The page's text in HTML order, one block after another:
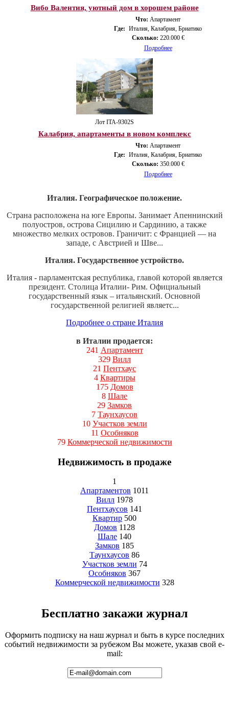
Вибо Валентия, уютный дом в хорошем районе
Что: Апартамент
Где: Италия, Калабрия, Бриатико
Сколько: 220.000 €
Подробнее
Лот ITA-9302S
Калабрия, апартаменты в новом комплекс
Что: Апартамент
Где: Италия, Калабрия, Бриатико
Сколько: 350.000 €
Подробнее
Италия. Географическое положение.
Страна расположена на юге Европы. Занимает Апеннинский
полуостров, острова Сицилию и Сардинию, а также
множество мелких островов. Граничит: с Францией — на
западе, с Австрией и Шве...
Италия. Государственное устройство.
Италия - парламентская республика, главой которой является
президент. Столица Италии- Рим. Официальный
государственный язык – итальянский. Основной
государственной религией являетс...
Подробнее о стране Италия
в Италии продается:
241 Апартамент
329 Вилл
21 Пентхаус
4 Квартиры
175 Домов
8 Шале
29 Замков
7 Таунхаусов
10 Участков земли
11 Особняков
79 Коммерческой недвижимости
Недвижимость в продаже
1
Апартаментов 1011
Вилл 1978
Пентхаусов 141
Квартир 500
Домов 1128
Шале 140
Замков 185
Таунхаусов 86
Участков земли 74
Особняков 367
Коммерческой недвижимости 328
Бесплатно закажи журнал
Оформить подписку на наш журнал и быть в курсе последних
событий недвижимости за рубежом Вы можете, указав свой e-
mail: